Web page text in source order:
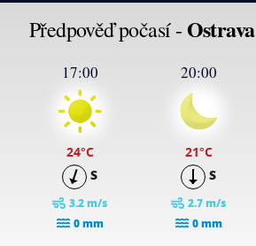
Předpověď počasí -Ostrava
17:00
24°C
S
3.2 m/s
0 mm
20:00
21°C
S
2.7 m/s
0 mm